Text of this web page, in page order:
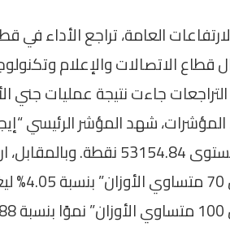
العامة، تراجع الأداء في
جاءت نتيجة عمليات جني
أغلق عند مستوى 53154.84